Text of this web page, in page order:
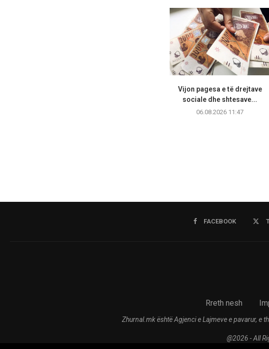
Vijon pagesa e të drejtave
sociale dhe shtesave...
06.08.2026 11:47
FACEBOOK
Rreth nesh
Zhurnal.mk është Agjenci e Lajmeve e pavarur, e
@2026 - All